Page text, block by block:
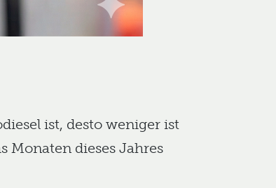
ist, desto weniger ist
Monaten dieses Jahres